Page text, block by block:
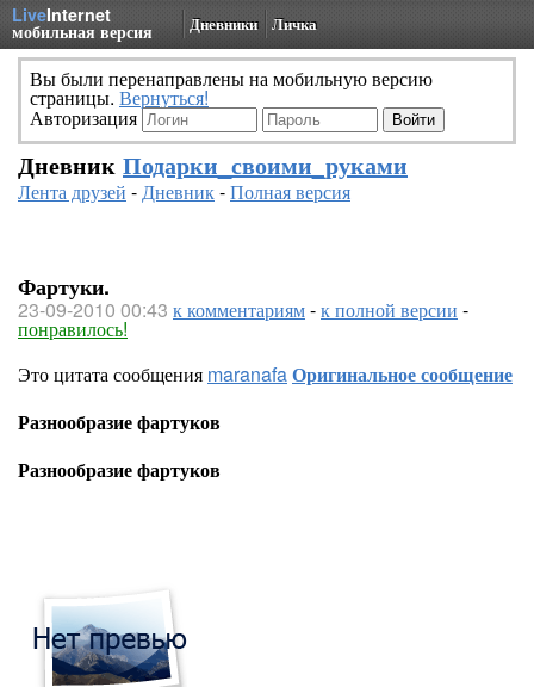
LiveInternet
мобильная версия Дневники Личка
Вы были перенаправлены на мобильную версию
страницы. Вернуться!
Авторизация
Дневник Подарки_своими_руками
Лента друзей -Дневник-Полная версия
Фартуки.
23-09-2010 00:43 к комментариям-к полной версии -
понравилось!
Это цитата сообщения maranafaОригинальное сообщение
Разнообразие фартуков
Разнообразие фартуков